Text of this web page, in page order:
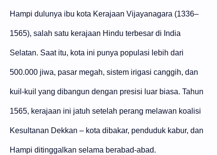
Hampi dulunya ibu kota Kerajaan Vijayanagara (1336–
1565), salah satu kerajaan Hindu terbesar di India
Selatan. Saat itu, kota ini punya populasi lebih dari
500.000 jiwa, pasar megah, sistem irigasi canggih, dan
kuil-kuil yang dibangun dengan presisi luar biasa. Tahun
1565, kerajaan ini jatuh setelah perang melawan koalisi
Kesultanan Dekkan – kota dibakar, penduduk kabur, dan
Hampi ditinggalkan selama berabad-abad.